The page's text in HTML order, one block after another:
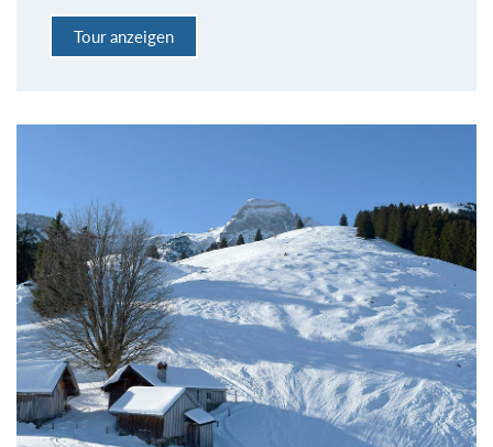
Tour anzeigen